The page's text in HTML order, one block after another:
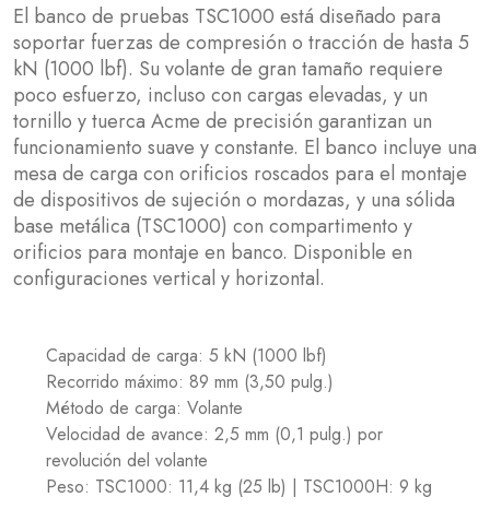
El banco de pruebas TSC1000 está diseñado para
soportar fuerzas de compresión o tracción de hasta 5
kN (1000 lbf). Su volante de gran tamaño requiere
poco esfuerzo, incluso con cargas elevadas, y un
tornillo y tuerca Acme de precisión garantizan un
funcionamiento suave y constante. El banco incluye una
mesa de carga con orificios roscados para el montaje
de dispositivos de sujeción o mordazas, y una sólida
base metálica (TSC1000) con compartimento y
orificios para montaje en banco. Disponible en
configuraciones vertical y horizontal.
Capacidad de carga: 5 kN (1000 lbf)
Recorrido máximo: 89 mm (3,50 pulg.)
Método de carga: Volante
Velocidad de avance: 2,5 mm (0,1 pulg.) por
revolución del volante
Peso: TSC1000: 11,4 kg (25 lb) | TSC1000H: 9 kg